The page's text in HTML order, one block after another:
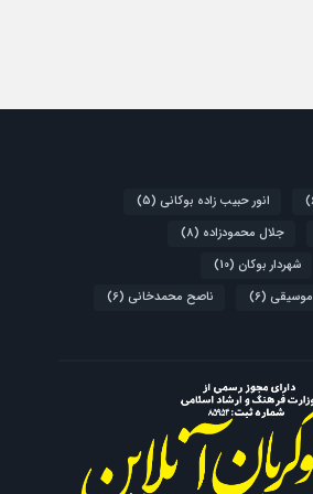
انور حبیب زاده بوکانی (5)
جلال محمودزاده (8)
شهردار بوکان (10)
موسیقی (6) ناصح محمدخانی (6)